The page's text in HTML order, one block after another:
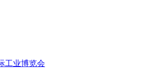
工业博览会